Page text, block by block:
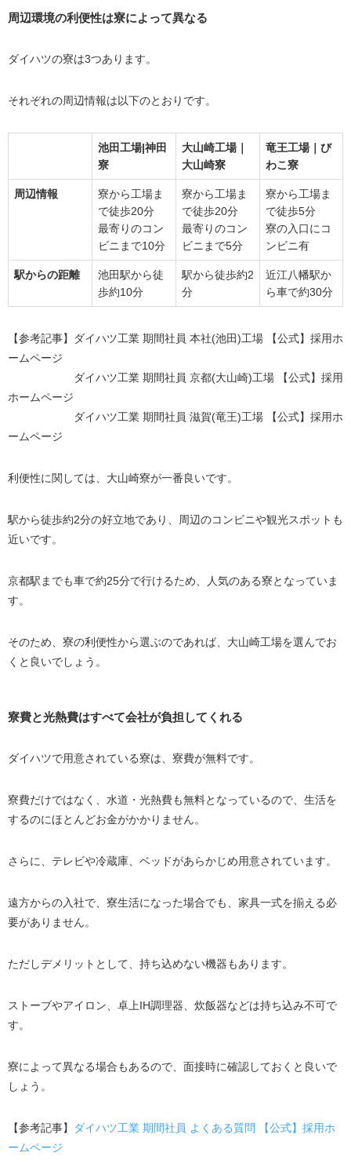
周辺環境の利便性は寮によって異なる
ダイハツの寮は3つあります。
それぞれの周辺情報は以下のとおりです。
池田工場|神田
寮
大山崎工場｜
大山崎寮
竜王工場｜び
わこ寮
周辺情報
寮から工場ま
で徒歩20分
最寄りのコン
ビニまで10分
寮から工場ま
で徒歩20分
最寄りのコン
ビニまで5分
寮から工場ま
で徒歩5分
寮の入口にコ
ンビニ有
駅からの距離
池田駅から徒
歩約10分
駅から徒歩約2
分
近江八幡駅か
ら車で約30分
【参考記事】ダイハツ工業 期間社員 本社(池田)工場 【公式】採用ホ
ームページ
ダイハツ工業 期間社員 京都(大山崎)工場 【公式】採用
ホームページ
ダイハツ工業 期間社員 滋賀(竜王)工場 【公式】採用ホ
ームページ
利便性に関しては、大山崎寮が一番良いです。
駅から徒歩約2分の好立地であり、周辺のコンビニや観光スポットも
近いです。
京都駅までも車で約25分で行けるため、人気のある寮となっていま
す。
そのため、寮の利便性から選ぶのであれば、大山崎工場を選んでお
くと良いでしょう。
寮費と光熱費はすべて会社が負担してくれる
ダイハツで用意されている寮は、寮費が無料です。
寮費だけではなく、水道・光熱費も無料となっているので、生活を
するのにほとんどお金がかかりません。
さらに、テレビや冷蔵庫、ベッドがあらかじめ用意されています。
遠方からの入社で、寮生活になった場合でも、家具一式を揃える必
要がありません。
ただしデメリットとして、持ち込めない機器もあります。
ストーブやアイロン、卓上IH調理器、炊飯器などは持ち込み不可で
す。
寮によって異なる場合もあるので、面接時に確認しておくと良いで
しょう。
【参考記事】
ダイハツ工業 期間社員 よくある質問 【公式】採用ホ
ームページ